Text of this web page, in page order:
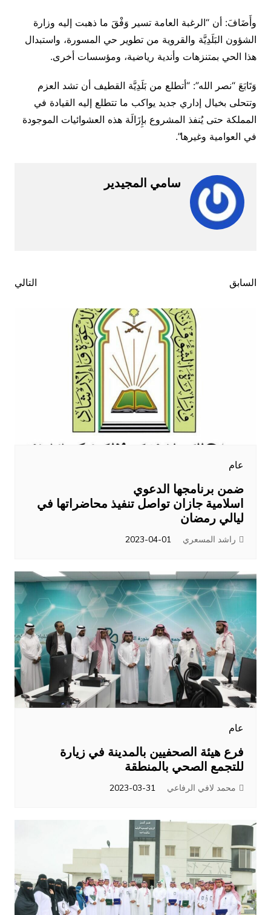
وأَضَافَ: أن “الرغبة العامة تسير وَفْقَ ما ذهبت إليه وزارة
الشؤون البَلَدِيَّة والقروية من تطوير حي المسورة، واستبدال
هذا الحي بمتنزهات وأندية رياضية، ومؤسسات أخرى.
وَتَابَعَ “نصر الله”: “أتطلع من بَلَدِيَّة القطيف أن تشد العزم
وتتحلى بخيال إداري جديد يواكب ما تتطلع إليه القيادة في
المملكة حتى يُنفذ المشروع بإِزَالَة هذه العشوائيات الموجودة
في العوامية وغيرها”.
سامي المجيدير
تصفّح
السابق التالي
عام
ضمن برنامجها الدعوي
اسلامية جازان تواصل تنفيذ محاضراتها في
ليالي رمضان
راشد المسعري 2023-04-01
عام
فرع هيئة الصحفيين بالمدينة في زيارة
للتجمع الصحي بالمنطقة
محمد لافي الرفاعي 2023-03-31